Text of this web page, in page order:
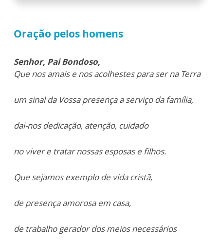
Oração pelos homens
Senhor, Pai Bondoso,
Que nos amais e nos acolhestes para ser na Terra
um sinal da Vossa presença a serviço da família,
dai-nos dedicação, atenção, cuidado
no viver e tratar nossas esposas e filhos.
Que sejamos exemplo de vida cristã,
de presença amorosa em casa,
de trabalho gerador dos meios necessários